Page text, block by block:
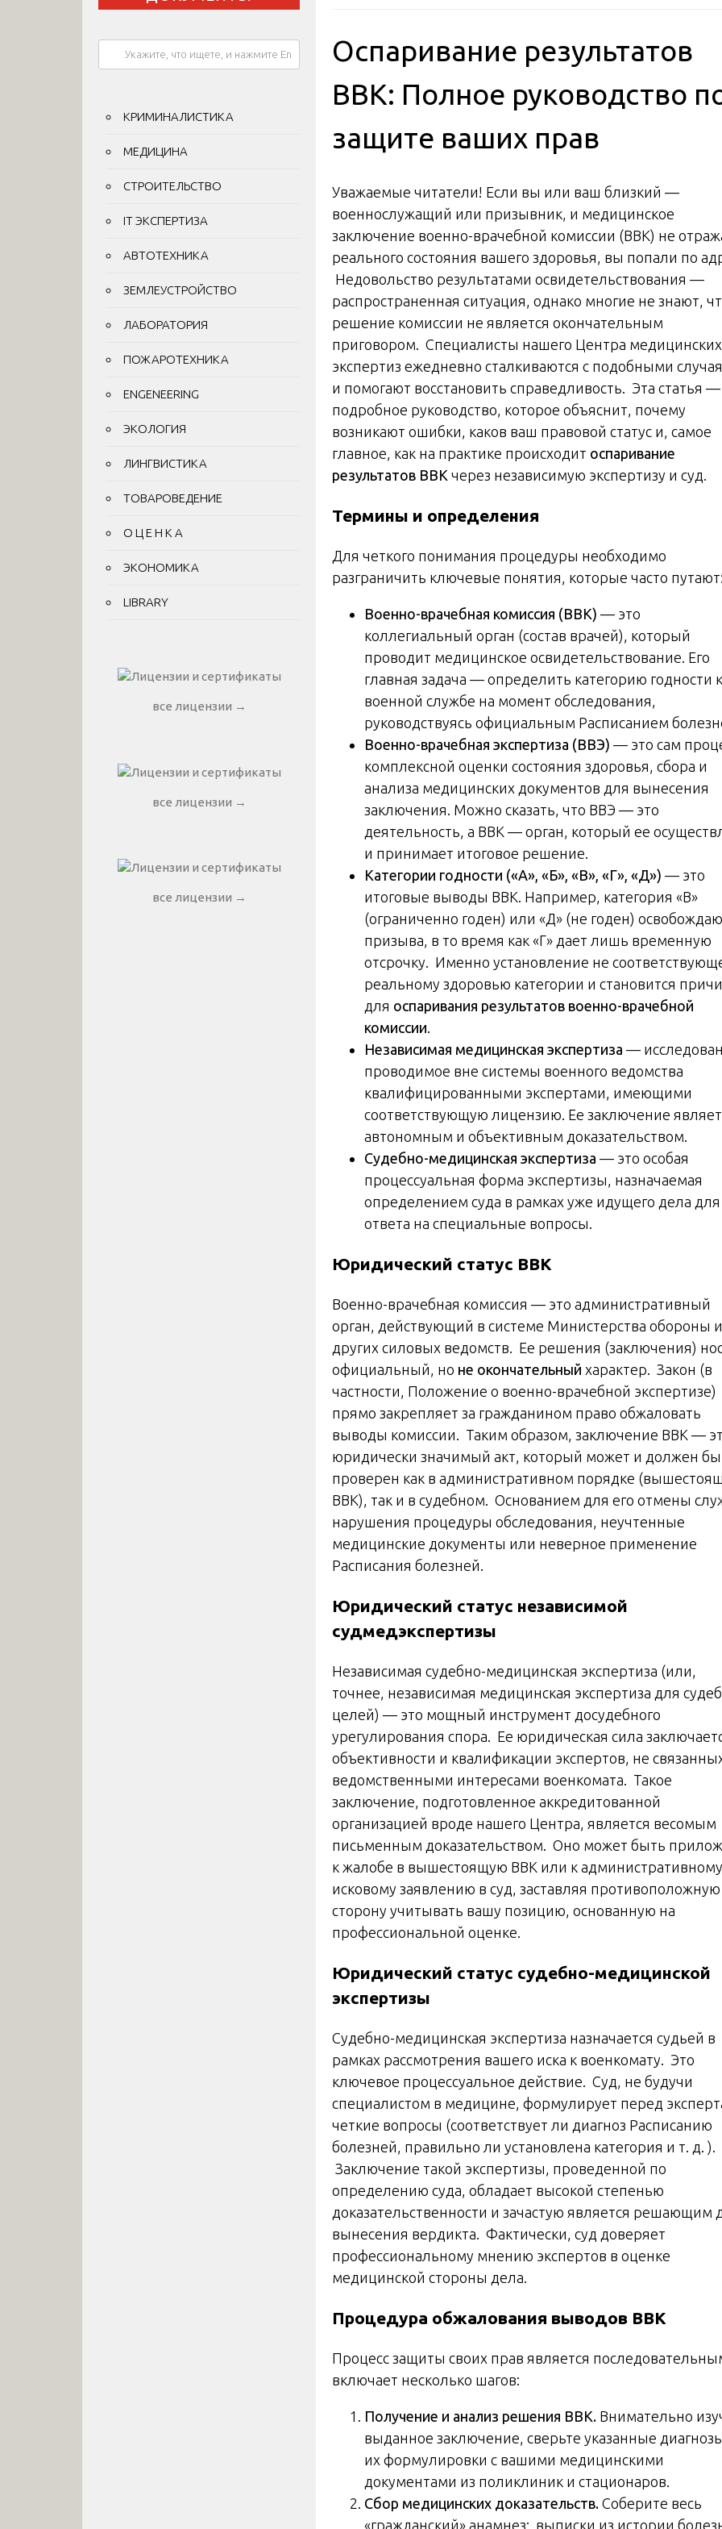
Оспаривание результатов
ВВК: Полное руководство
защите ваших прав
Уважаемые читатели! Если вы или ваш близкий —
военнослужащий или призывник, и медицинское
заключение военно-врачебной комиссии (ВВК) не
реального состояния вашего здоровья, вы попали по
Недовольство результатами освидетельствования —
распространенная ситуация, однако многие не знают,
решение комиссии не является окончательным
приговором. Специалисты нашего Центра медицинских
экспертиз ежедневно сталкиваются с подобными
и помогают восстановить справедливость. Эта статья —
подробное руководство, которое объяснит, почему
возникают ошибки, каков ваш правовой статус и, самое
главное, как на практике происходит оспаривание
результатов ВВК через независимую экспертизу и суд.
Термины и определения
Для четкого понимания процедуры необходимо
разграничить ключевые понятия, которые часто путают:
Военно-врачебная комиссия (ВВК) — это
коллегиальный орган (состав врачей), который
проводит медицинское освидетельствование. Его
главная задача — определить категорию годности к
военной службе на момент обследования,
руководствуясь официальным Расписанием
Военно-врачебная экспертиза (ВВЭ) — это сам
комплексной оценки состояния здоровья, сбора и
анализа медицинских документов для вынесения
заключения. Можно сказать, что ВВЭ — это
деятельность, а ВВК — орган, который ее
и принимает итоговое решение.
Категории годности («А», «Б», «В», «Г», «Д») — это
итоговые выводы ВВК. Например, категория «В»
(ограниченно годен) или «Д» (не годен)
призыва, в то время как «Г» дает лишь временную
отсрочку. Именно установление не
реальному здоровью категории и становится
для оспаривания результатов военно-врачебной
комиссии
Независимая медицинская экспертиза —
проводимое вне системы военного ведомства
квалифицированными экспертами, имеющими
соответствующую лицензию. Ее заключение
автономным и объективным доказательством.
Судебно-медицинская экспертиза — это особая
процессуальная форма экспертизы, назначаемая
определением суда в рамках уже идущего дела для
ответа на специальные вопросы.
Юридический статус ВВК
Военно-врачебная комиссия — это административный
орган, действующий в системе Министерства обороны
других силовых ведомств. Ее решения (заключения)
официальный, но не окончательный характер. Закон (в
частности, Положение о военно-врачебной экспертизе)
прямо закрепляет за гражданином право обжаловать
выводы комиссии. Таким образом, заключение ВВК —
юридически значимый акт, который может и должен
проверен как в административном порядке
ВВК), так и в судебном. Основанием для его отмены
нарушения процедуры обследования, неучтенные
медицинские документы или неверное применение
Расписания болезней.
Юридический статус независимой
судмедэкспертизы
Независимая судебно-медицинская экспертиза (или,
точнее, независимая медицинская экспертиза для
целей) — это мощный инструмент досудебного
урегулирования спора. Ее юридическая сила
объективности и квалификации экспертов, не
ведомственными интересами военкомата. Такое
заключение, подготовленное аккредитованной
организацией вроде нашего Центра, является весомым
письменным доказательством. Оно может быть
к жалобе в вышестоящую ВВК или к административному
исковому заявлению в суд, заставляя противоположную
сторону учитывать вашу позицию, основанную на
профессиональной оценке.
Юридический статус судебно-медицинской
экспертизы
Судебно-медицинская экспертиза назначается судьей в
рамках рассмотрения вашего иска к военкомату. Это
ключевое процессуальное действие. Суд, не будучи
специалистом в медицине, формулирует перед
четкие вопросы (соответствует ли диагноз Расписанию
болезней, правильно ли установлена категория и т. д. ).
Заключение такой экспертизы, проведенной по
определению суда, обладает высокой степенью
доказательственности и зачастую является решающим
вынесения вердикта. Фактически, суд доверяет
профессиональному мнению экспертов в оценке
медицинской стороны дела.
Процедура обжалования выводов ВВК
Процесс защиты своих прав является
включает несколько шагов:
Получение и анализ решения ВВК. Внимательно
выданное заключение, сверьте указанные
их формулировки с вашими медицинскими
документами из поликлиник и стационаров.
Сбор медицинских доказательств. Соберите весь
«гражданский» анамнез: выписки из истории
КРИМИНАЛИСТИКА
МЕДИЦИНА
СТРОИТЕЛЬСТВО
IT ЭКСПЕРТИЗА
АВТОТЕХНИКА
ЗЕМЛЕУСТРОЙСТВО
ЛАБОРАТОРИЯ
ПОЖАРОТЕХНИКА
ENGENEERING
ЭКОЛОГИЯ
ЛИНГВИСТИКА
ТОВАРОВЕДЕНИЕ
О Ц Е Н К А
ЭКОНОМИКА
LIBRARY
все лицензии →
все лицензии →
все лицензии →